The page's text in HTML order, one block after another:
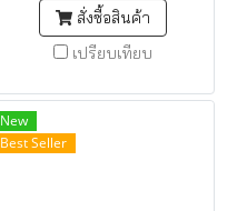
สั่งซื้อสินค้า
เปรียบเทียบ
New
Best Seller